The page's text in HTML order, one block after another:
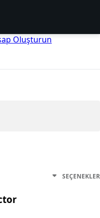
Oluşturun
SEÇENEKLER